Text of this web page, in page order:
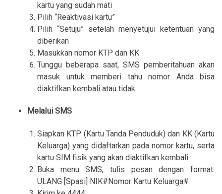
kartu yang sudah mati
Pilih “Reaktivasi kartu”
Pilih “Setuju” setelah menyetujui ketentuan yang
diberikan
Masukkan nomor KTP dan KK
Tunggu beberapa saat, SMS pemberitahuan akan
masuk untuk memberi tahu nomor Anda bisa
diaktifkan kembali atau tidak.
Melalui SMS
Siapkan KTP (Kartu Tanda Penduduk) dan KK (Kartu
Keluarga) yang didaftarkan pada nomor kartu, serta
kartu SIM fisik yang akan diaktifkan kembali
Buka menu SMS, tulis pesan dengan format:
ULANG [Spasi] NIK#Nomor Kartu Keluarga#